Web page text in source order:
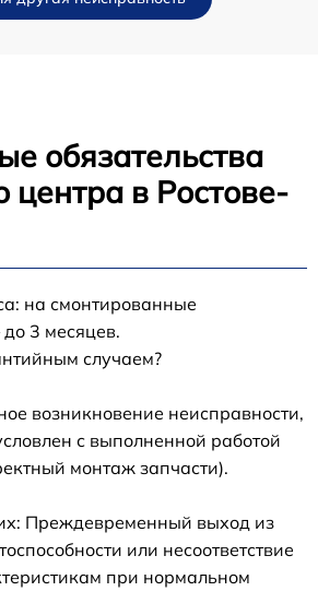
обязательства
центра в Ростове-
на смонтированные
3 месяцев.
случаем?
возникновение неисправности,
с выполненной работой
монтаж запчасти).
Преждевременный выход из
или несоответствие
при нормальном